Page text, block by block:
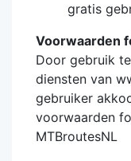
gratis
Voorwaarden
Door gebruik
diensten van
gebruiker
voorwaarden
MTBroutesNL